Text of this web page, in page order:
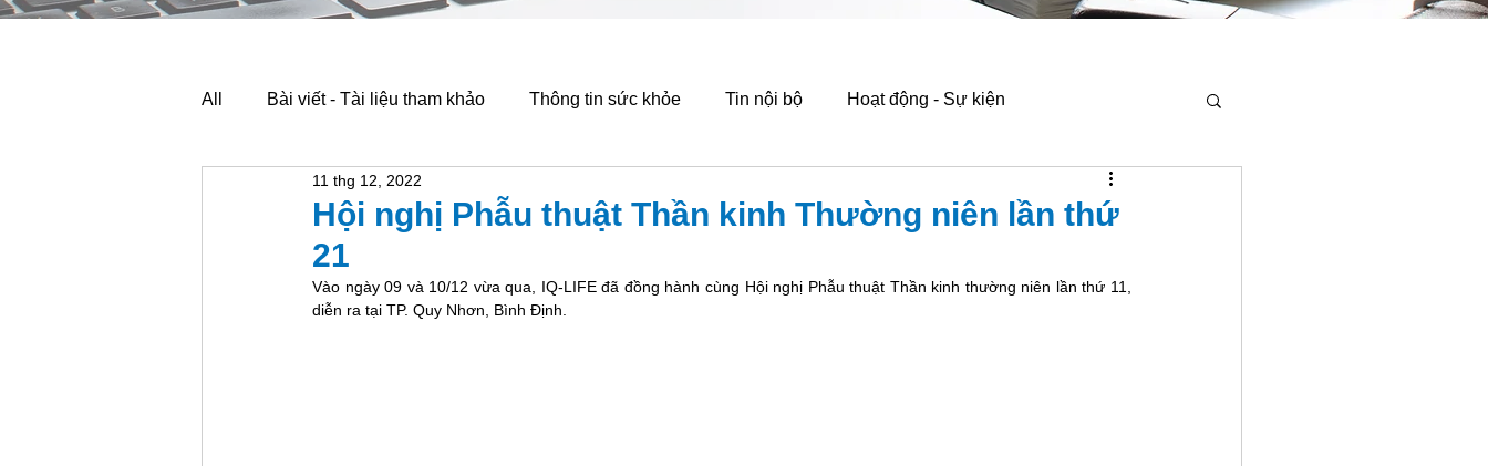
All Bài viết - Tài liệu tham khảo Thông tin sức khỏe Tin nội bộ Hoạt động - Sự kiện
Hội nghị Phẫu thuật Thần kinh Thường niên lần thứ
21
11 thg 12, 2022
Vào ngày 09 và 10/12 vừa qua, IQ-LIFE đã đồng hành cùng Hội nghị Phẫu thuật Thần kinh thường niên lần thứ 11,
diễn ra tại TP. Quy Nhơn, Bình Định.